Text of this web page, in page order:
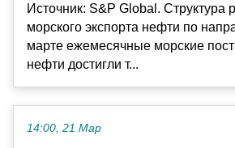
Источник: S&P Global. Структура
морского экспорта нефти по
марте ежемесячные морские
нефти достигли т...
14:00, 21 Мар